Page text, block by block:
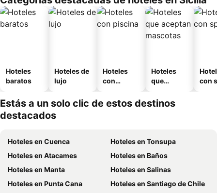
Hoteles
baratos
Hoteles de
lujo
Hoteles
con
Hoteles
que
mascotas
con
Estás a un solo clic de estos destinos
destacados
Hoteles en Cuenca
Hoteles en Tonsupa
Hoteles en Atacames
Hoteles en Baños
Hoteles en Manta
Hoteles en Salinas
Hoteles en Punta Cana
Hoteles en Santiago de Chile